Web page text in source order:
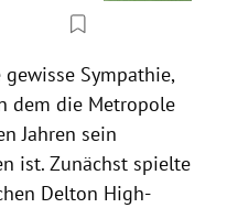
Sympathie,
dem die Metropole
Jahren sein
ist. Zunächst spielte
Delton High-